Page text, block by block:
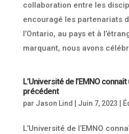
collaboration entre les
encouragé les partenariats
l’Ontario, au pays et à
marquant, nous avons
L’Université de l’EMNO
précédent
par Jason Lind Juin 7, 2023
L’Université de l’EMNO